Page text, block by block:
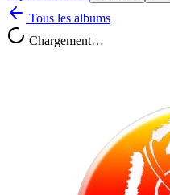
Tous les albums
Chargement…